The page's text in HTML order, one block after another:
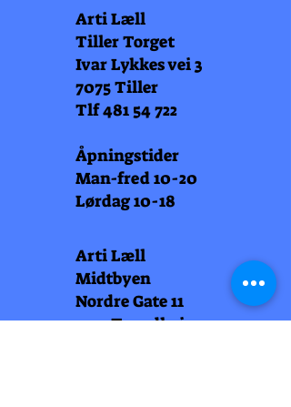
Arti Læll
Tiller Torget
Ivar Lykkes vei 3
7075 Tiller
Tlf481 54 722
Åpningstider
Man-fred 10-20
Lørdag 10-18
Arti Læll
Midtbyen
Nordre Gate 11
7011 Trondheim